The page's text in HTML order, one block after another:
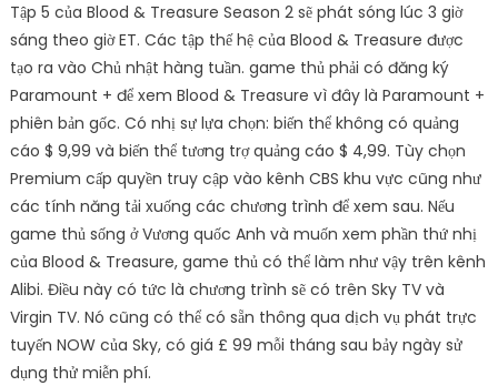
Tập 5 của Blood & Treasure Season 2 sẽ phát sóng lúc 3 giờ
sáng theo giờ ET. Các tập thế hệ của Blood & Treasure được
tạo ra vào Chủ nhật hàng tuần. game thủ phải có đăng ký
Paramount + để xem Blood & Treasure vì đây là Paramount +
phiên bản gốc. Có nhị sự lựa chọn: biến thể không có quảng
cáo $ 9,99 và biến thể tương trợ quảng cáo $ 4,99. Tùy chọn
Premium cấp quyền truy cập vào kênh CBS khu vực cũng như
các tính năng tải xuống các chương trình để xem sau. Nếu
game thủ sống ở Vương quốc Anh và muốn xem phần thứ nhị
của Blood & Treasure, game thủ có thể làm như vậy trên kênh
Alibi. Điều này có tức là chương trình sẽ có trên Sky TV và
Virgin TV. Nó cũng có thể có sẵn thông qua dịch vụ phát trực
tuyến NOW của Sky, có giá £ 99 mỗi tháng sau bảy ngày sử
dụng thử miễn phí.